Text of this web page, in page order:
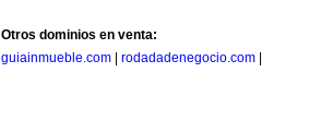
Otros dominios en venta:
guiainmueble.com
rodadadenegocio.com